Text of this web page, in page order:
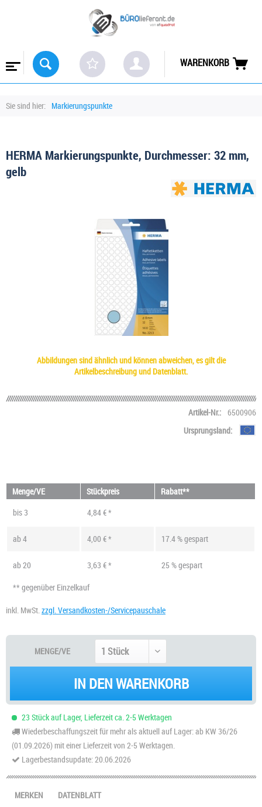
WARENKORB
Sie sind hier: Markierungspunkte
HERMA Markierungspunkte, Durchmesser: 32 mm,
gelb
Abbildungen sind ähnlich und können abweichen, es gilt die
Artikelbeschreibung und Datenblatt.
Artikel-Nr.: 6500906
Ursprungsland:
Menge/VE Stückpreis
Rabatt**
bis 3 4,84 € *
ab4 4,00 € * 17.4 % gespart
ab20 3,63 € *
25 % gespart
** gegenüber Einzelkauf
inkl. MwSt. zzgl. Versandkosten-/Servicepauschale
MENGE/VE
IN DEN WARENKORB
23 Stück auf Lager, Lieferzeit ca. 2-5 Werktagen
Wiederbeschaffungszeit für mehr als aktuell auf Lager: ab KW 36/26
(01.09.2026) mit einer Lieferzeit von 2-5 Werktagen.
Lagerbestandsupdate: 20.06.2026
DATENBLATT
MERKEN